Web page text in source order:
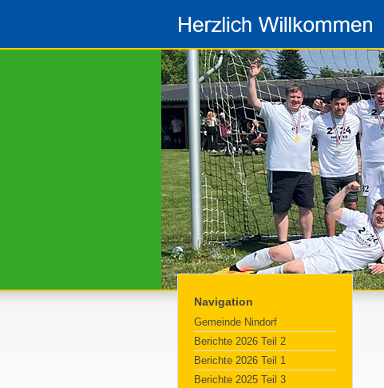
Navigation
Gemeinde Nindorf
Berichte 2026 Teil 2
Berichte 2026 Teil 1
Berichte 2025 Teil 3